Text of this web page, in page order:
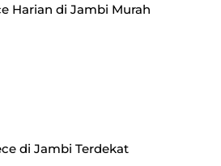
Harian di Jambi Murah
di Jambi Terdekat